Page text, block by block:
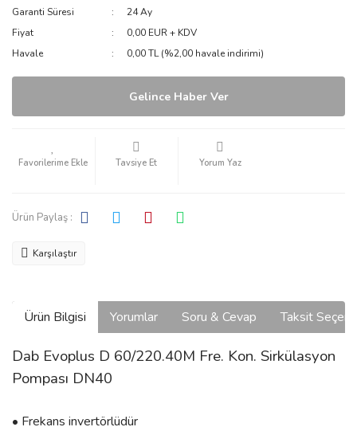
Garanti Süresi
24 Ay
Fiyat
0,00 EUR + KDV
Havale
0,00 TL (%2,00 havale indirimi)
Gelince Haber Ver
Tavsiye Et Yorum Yaz
Ürün Paylaş :
Karşılaştır
Ürün Bilgisi Yorumlar Soru & Cevap Taksit
Dab Evoplus D 60/220.40M Fre. Kon. Sirkülasyon
Pompası DN40
• Frekans invertörlüdür